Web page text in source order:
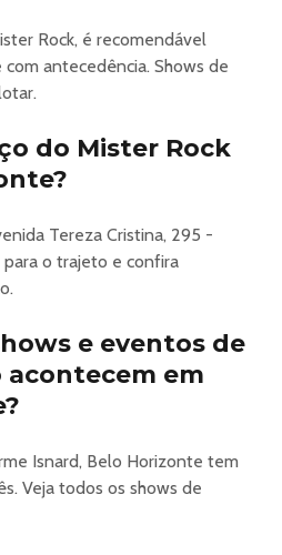
Rock, é recomendável
antecedência. Shows de
do Mister Rock
Tereza Cristina, 295 -
para o trajeto e confira
e eventos de
acontecem em
Isnard, Belo Horizonte tem
Veja todos os shows de